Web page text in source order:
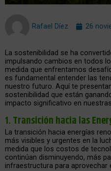
Rafael Díez 26
La sostenibilidad se ha
impulsando cambios en todos
medida que enfrentamos
es fundamental entender las
nuestro futuro. Aquí te
sostenibilidad que están
impacto significativo en
1.Transición hacia las
La transición hacia energías
más visibles y urgentes en la
medida que los costos de
continúan disminuyendo, más
infraestructura para aprovechar